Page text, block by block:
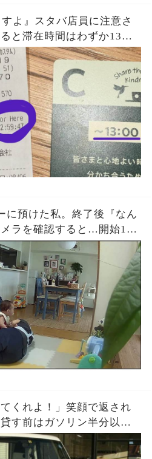
よ』スタバ店員に注意さ
と滞在時間はわずか13
』という謎の表示に困
ていたのか確認した結果
に預けた私。終了後『なん
ラを確認すると…開始1時
ホ操作、最後に起きた“信
止まらなかった
くれよ！」笑顔で返され
す前はガソリン半分以上
ターはほぼE。数百円を惜
ったものとは…